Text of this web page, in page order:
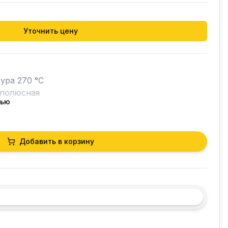
Уточнить цену
270 °C
1000 мм
ø6x4,6 мм
Добавить в корзину